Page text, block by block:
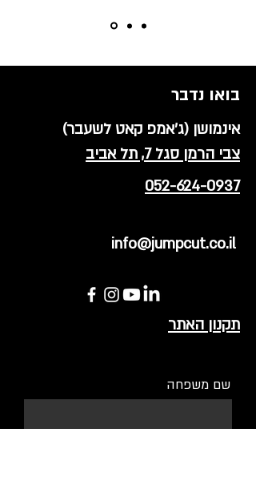
בואו נדבר
אינמושן (ג'אמפ קאט לשעבר)
צבי הרמן סגל 7, תל אביב
052-624-0937
info@jumpcut.co.il
תקנון האתר
שם משפחה